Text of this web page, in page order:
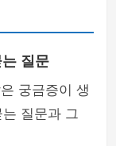
질문
궁금증이 생
질문과 그